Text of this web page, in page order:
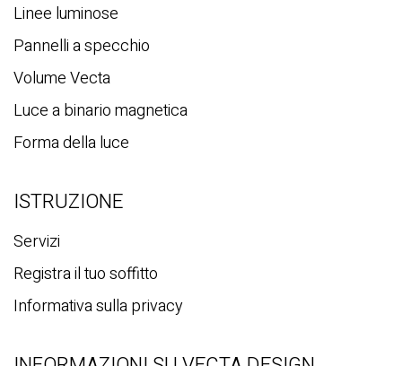
Linee luminose
Pannelli a specchio
Volume Vecta
Luce a binario magnetica
Forma della luce
ISTRUZIONE
Servizi
Registra il tuo soffitto
Informativa sulla privacy